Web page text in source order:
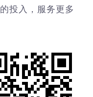
的投入，服务更多